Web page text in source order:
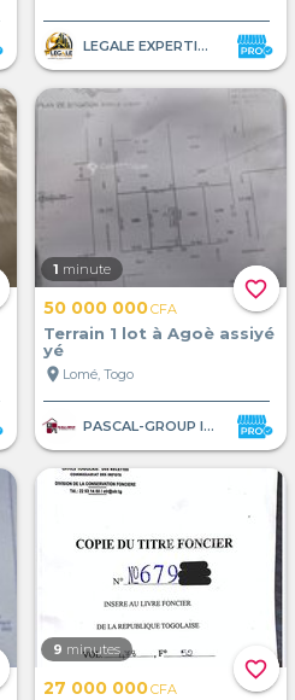
LEGALE EXPERTISE AFRIQUE
favorite_border
1 minute
50 000 000CFA
Terrain 1 lot à Agoè assiyé
yé
location_on Lomé, Togo
PASCAL-GROUP IMMOBILIER
favorite_border
9 minutes
27 000 000CFA